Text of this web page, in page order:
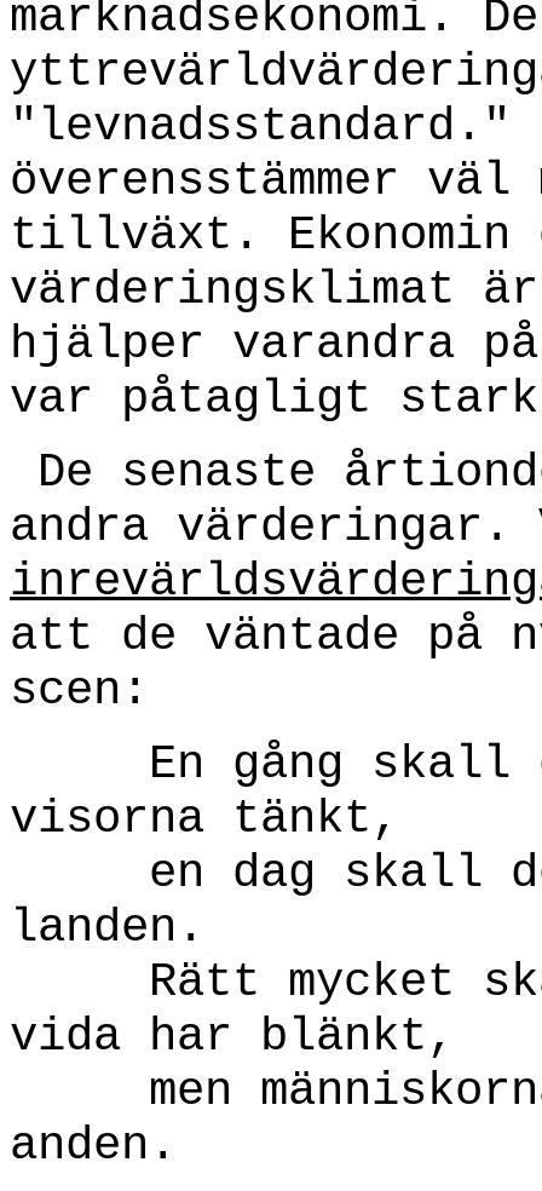
marknadsekonomi.
"levnadsstandard."
överensstämmer väl
tillväxt. Ekonomin
värderingsklimat
hjälper varandra
var påtagligt
De senaste
andra värderingar.
att de väntade på
scen:
En gång skall
visorna tänkt,
en dag skall
landen.
Rätt mycket
vida har blänkt,
men
anden.